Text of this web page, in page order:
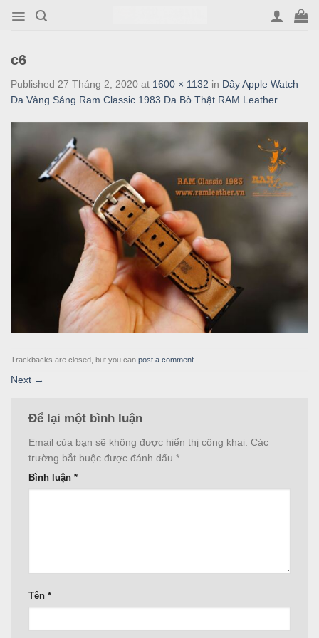
c6
Published 27 Tháng 2, 2020 at 1600 × 1132 in Dây Apple Watch
Da Vàng Sáng Ram Classic 1983 Da Bò Thật RAM Leather
Trackbacks are closed, but you can post a comment
Next →
Để lại một bình luận
Email của bạn sẽ không được hiển thị công khai. Các
trường bắt buộc được đánh dấu *
Bình luận *
Tên *